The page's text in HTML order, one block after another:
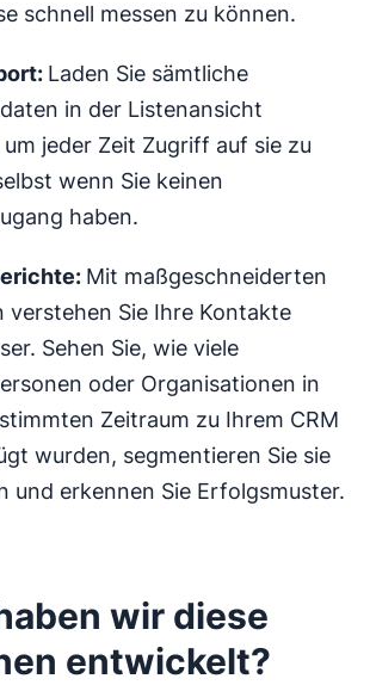
schnell messen zu können.
Laden Sie sämtliche
in der Listenansicht
jeder Zeit Zugriff auf sie zu
wenn Sie keinen
haben.
Mit maßgeschneiderten
verstehen Sie Ihre Kontakte
Sehen Sie, wie viele
oder Organisationen in
Zeitraum zu Ihrem CRM
wurden, segmentieren Sie sie
und erkennen Sie Erfolgsmuster.
wir diese
entwickelt?